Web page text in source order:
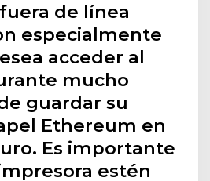
de línea
especialmente
acceder al
mucho
guardar su
Ethereum en
Es importante
estén